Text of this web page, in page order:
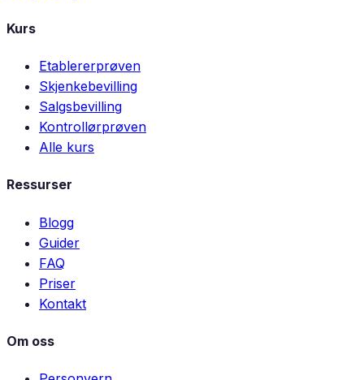
Kurs
Etablererprøven
Skjenkebevilling
Salgsbevilling
Kontrollørprøven
Alle kurs
Ressurser
Blogg
Guider
FAQ
Priser
Kontakt
Om oss